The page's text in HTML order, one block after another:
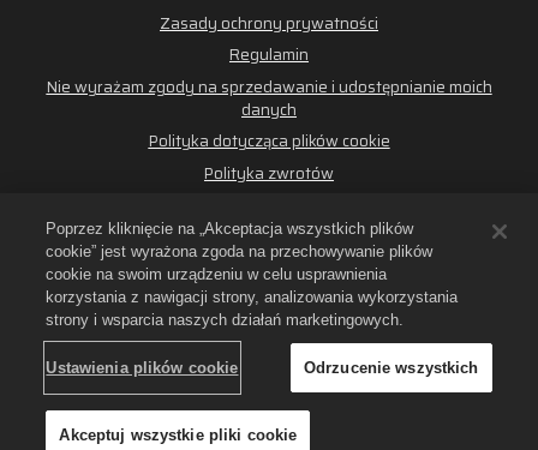
Zasady ochrony prywatności
Regulamin
Nie wyrażam zgody na sprzedawanie i udostępnianie moich
danych
Polityka dotycząca plików cookie
Polityka zwrotów
Pomoc gry
Ustawienia plików cookie
2026Small Giant Games Oy.. Empires & Puzzles i logo Empires and
Puzzles są znakami handlowymi należącymi do Small Giant Games Oy.
Wszystkie prawa zastrzeżone. Sklep Empires and Puzzles Store jest
zarządzany przez Small Giant Games Oy. Oferty ważne są tylko w grze
Empires & Puzzles. Dostępność oferty i ceny różnią się w zależności od
regionu.
Poprzez kliknięcie na „Akceptacja wszystkich plików
cookie” jest wyrażona zgoda na przechowywanie plików
cookie na swoim urządzeniu w celu usprawnienia
korzystania z nawigacji strony, analizowania wykorzystania
strony i wsparcia naszych działań marketingowych.
Ustawienia plików cookie Odrzucenie wszystkich
Akceptuj wszystkie pliki cookie